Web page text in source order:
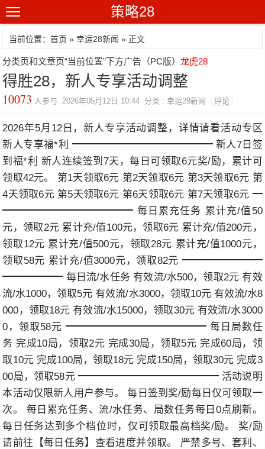
策略28
当前位置：首页 »幸运28新闻 » 正文
分类页和文章页“当前位置”下方广告（PC版）龙虎28
得胜28，新人专享活动调整
10073 人参与 2026年05月12日 10:44 分类 : 幸运28新闻 评论
2026年5月12日，新人专享活动调整，详情请看活动专区
新人专享福*利 ━━━━━━━━━━━━━━ 新人7日签
到福*利 新人连续签到7天，每日可领取6元奖/励，累计可
领取42元。 第1天领取6元 第2天领取6元 第3天领取6元 第
4天领取6元 第5天领取6元 第6天领取6元 第7天领取6元 ━
━━━━━━━━━━━━━ 每日累充任务 累计充/值50
元，领取2元 累计充/值100元，领取6元 累计充/值200元，
领取12元 累计充/值500元，领取28元 累计充/值1000元，
领取58元 累计充/值3000元，领取82元 ━━━━━━━━
━━━━━━ 每日流/水任务 有效流/水500，领取2元 有效
流/水1000，领取5元 有效流/水3000，领取10元 有效流/水8
000，领取18元 有效流/水15000，领取30元 有效流/水3000
0，领取58元 ━━━━━━━━━━━━━━ 每日局数任
务 完成10局，领取2元 完成30局，领取5元 完成60局，领
取10元 完成100局，领取18元 完成150局，领取30元 完成3
00局，领取58元 ━━━━━━━━━━━━━━ 活动说明
本活动仅限新人用户参与。 每日签到奖/励每日仅可领取一
次。 每日累充任务、流/水任务、局数任务每日0点刷新。
每日任务达到多个档位时，仅可领取最高档奖/励。 奖/励
请前往【每日任务】查看进度并领取。 严禁多号、套利、